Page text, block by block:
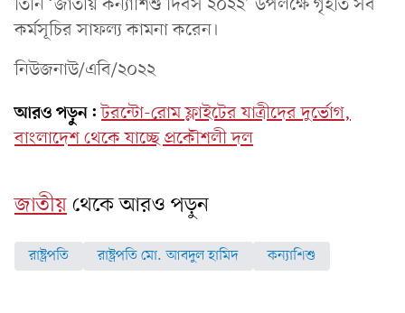
তিনি ‘জাতীয় কন্যাশিশু দিবস ২০২২’ উপলক্ষে গৃহীত সব
কর্মসূচির সাফল্য কামনা করেন।
নিউজনাউ/এবি/২০২২
আরও পড়ুন: টরন্টো-রোম ফ্লাইটের যাত্রীদের দুর্ভোগ,
বাংলাদেশ থেকে যাচ্ছে প্রকৌশলী দল
জাতীয়থেকে আরও পড়ুন
রাষ্ট্রপতি রাষ্ট্রপতি মো. আবদুল হামিদ কন্যাশিশু